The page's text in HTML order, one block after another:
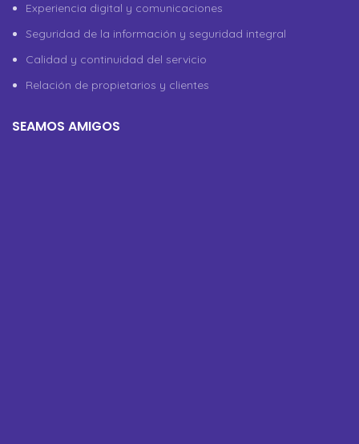
Experiencia digital y comunicaciones
Seguridad de la información y seguridad integral
Calidad y continuidad del servicio
Relación de propietarios y clientes
SEAMOS AMIGOS